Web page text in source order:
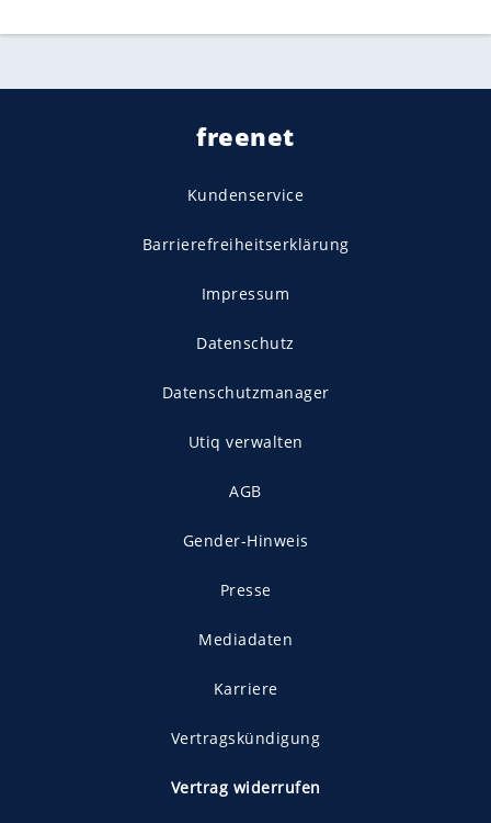
freenet
Kundenservice
Barrierefreiheitserklärung
Impressum
Datenschutz
Datenschutzmanager
Utiq verwalten
AGB
Gender-Hinweis
Presse
Mediadaten
Karriere
Vertragskündigung
Vertrag widerrufen